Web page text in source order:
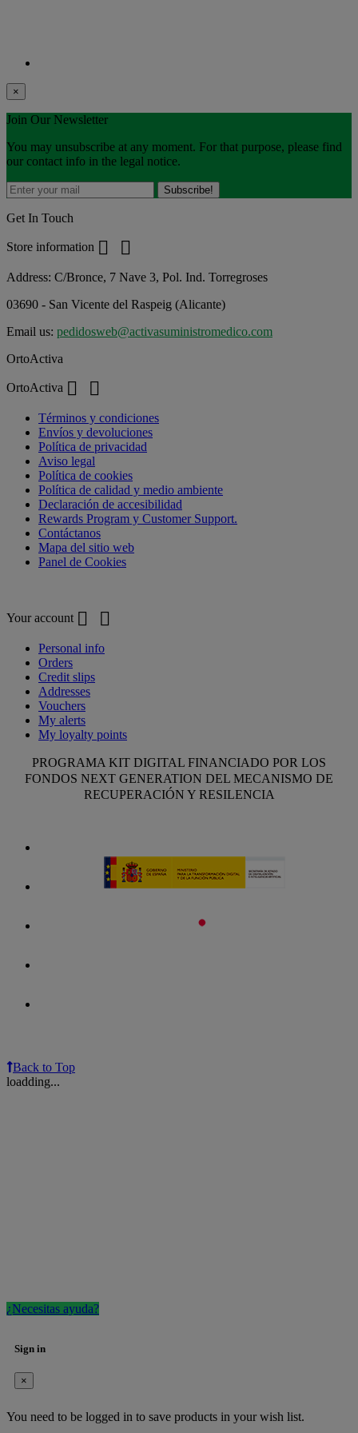
×
Join Our Newsletter
You may unsubscribe at any moment. For that purpose, please find
our contact info in the legal notice.
Get In Touch
Store information  
Address: C/Bronce, 7 Nave 3, Pol. Ind. Torregroses
03690 - San Vicente del Raspeig (Alicante)
Email us: pedidosweb@activasuministromedico.com
OrtoActiva
OrtoActiva  
Términos y condiciones
Envíos y devoluciones
Política de privacidad
Aviso legal
Política de cookies
Política de calidad y medio ambiente
Declaración de accesibilidad
Rewards Program y Customer Support.
Contáctanos
Mapa del sitio web
Panel de Cookies
Your account  
Personal info
Orders
Credit slips
Addresses
Vouchers
My alerts
My loyalty points
PROGRAMA KIT DIGITAL FINANCIADO POR LOS
FONDOS NEXT GENERATION DEL MECANISMO DE
RECUPERACIÓN Y RESILENCIA
Back to Top
loadding...
¿Necesitas ayuda?
Sign in
×
You need to be logged in to save products in your wish list.